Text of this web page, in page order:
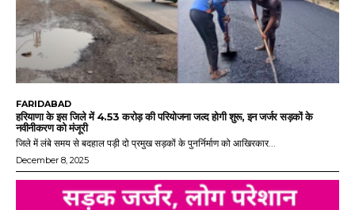
FARIDABAD
हरियाणा के इस जिले में 4.53 करोड़ की परियोजना जल्द होगी शुरू, इन जर्जर सड़कों के
नवीनीकरण को मंजूरी
जिले में लंबे समय से बदहाल पड़ी दो प्रमुख सड़कों के पुनर्निर्माण को आखिरकार...
December 8, 2025